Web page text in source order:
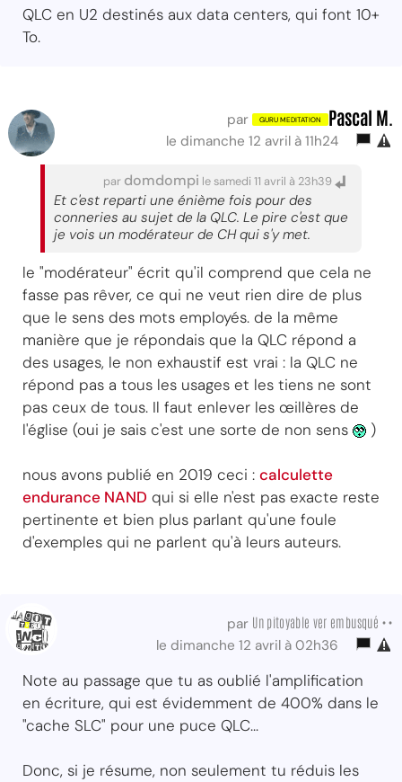
QLC en U2 destinés aux data centers, qui font 10+
To.
par Pascal M.
le dimanche 12 avril à 11h24
par domdompi le samedi 11 avril à 23h39
Et c'est reparti une énième fois pour des
conneries au sujet de la QLC. Le pire c'est que
je vois un modérateur de CH qui s'y met.
le "modérateur" écrit qu'il comprend que cela ne
fasse pas rêver, ce qui ne veut rien dire de plus
que le sens des mots employés. de la même
manière que je répondais que la QLC répond a
des usages, le non exhaustif est vrai : la QLC ne
répond pas a tous les usages et les tiens ne sont
pas ceux de tous. Il faut enlever les œillères de
l'église (oui je sais c'est une sorte de non sens
)
nous avons publié en 2019 ceci : calculette
endurance NAND qui si elle n'est pas exacte reste
pertinente et bien plus parlant qu'une foule
d'exemples qui ne parlent qu'à leurs auteurs.
par Un pitoyable ver embusqué ••
le dimanche 12 avril à 02h36
Note au passage que tu as oublié l'amplification
en écriture, qui est évidemment de 400% dans le
"cache SLC" pour une puce QLC...
Donc, si je résume, non seulement tu réduis les